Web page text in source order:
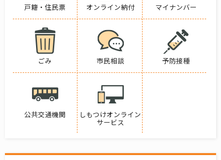
戸籍・住民票 オンライン納付 マイナンバー
ごみ 市民相談 予防接種
公共交通機関
しもつけオンライン
サービス